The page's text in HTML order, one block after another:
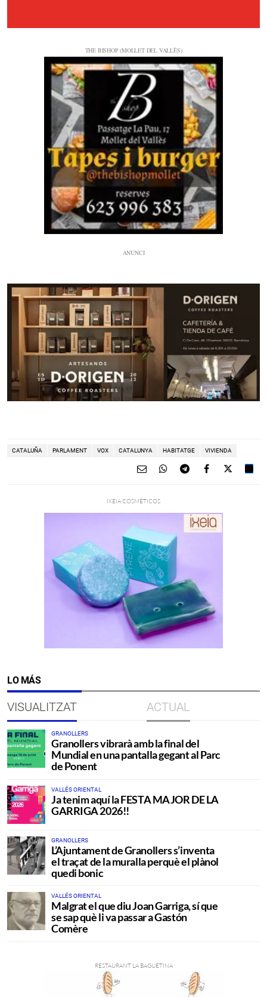
CATALUÑA PARLAMENT VOX CATALUNYA HABITATGE VIVIENDA
LO MÁS
VISUALITZAT ACTUAL
GRANOLLERS
Granollers vibrarà amb la final del
Mundial en una pantalla gegant al Parc
de Ponent
VALLÉS ORIENTAL
Ja tenim aquí la FESTA MAJOR DE LA
GARRIGA 2026!!
GRANOLLERS
L’Ajuntament de Granollers s’inventa
el traçat de la muralla perquè el plànol
quedi bonic
VALLÉS ORIENTAL
Malgrat el que diu Joan Garriga, sí que
se sap què li va passar a Gastón
Comère